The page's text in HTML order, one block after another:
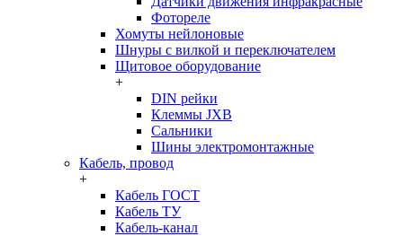
Фотореле
Хомуты нейлоновые
Шнуры с вилкой и переключателем
Щитовое оборудование
+
DIN рейки
Клеммы JXB
Сальники
Шины электромонтажные
Кабель, провод
+
Кабель ГОСТ
Кабель ТУ
Кабель-канал